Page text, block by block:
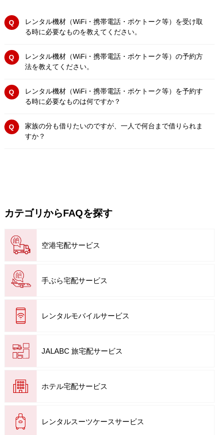
レンタル機材（WiFi・携帯電話・ポケトーク等）を受け取
る時に必要なものを教えてください。
レンタル機材（WiFi・携帯電話・ポケトーク等）の予約方
法を教えてください。
レンタル機材（WiFi・携帯電話・ポケトーク等）を予約す
る時に必要なものは何ですか？
家族の分も借りたいのですが、一人で何台まで借りられま
すか？
カテゴリからFAQを探す
空港宅配サービス
手ぶら宅配サービス
レンタルモバイルサービス
JALABC 旅宅配サービス
ホテル宅配サービス
レンタルスーツケースサービス